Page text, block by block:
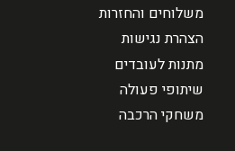
משלוחים והחזרות
הצהרת נגישות
מתנות לעובדים
שיתופי פעולה
משחקי הרכבה